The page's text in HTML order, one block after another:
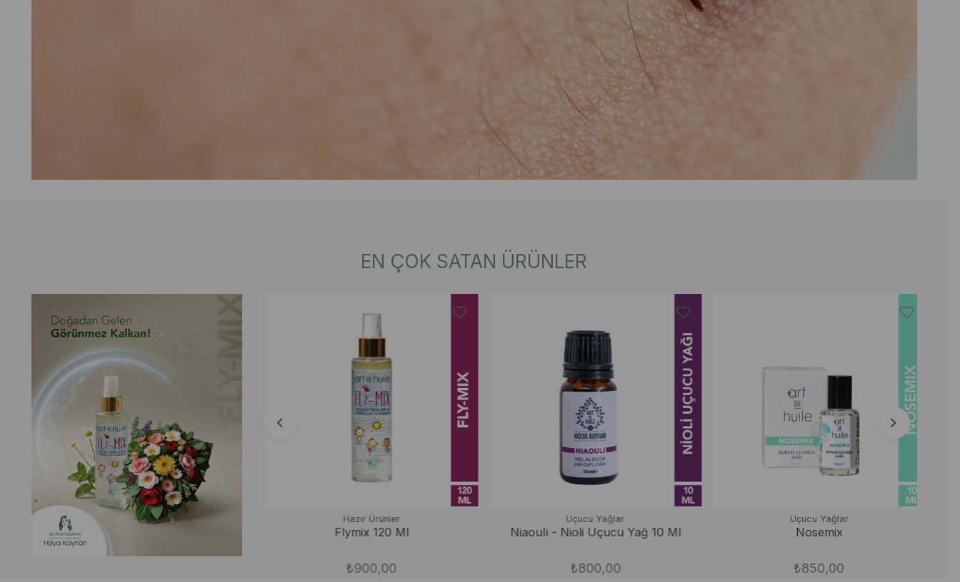
EN ÇOK SATAN ÜRÜNLER
Hazır Ürünler Hazır Ürünler
Flymix 120 Ml
₺900,00
Uçucu Yağlar
NiaouIi - Nioli Uçucu Yağ 10 Ml
₺800,00
Uçucu Yağlar
Nosemix
₺850,00